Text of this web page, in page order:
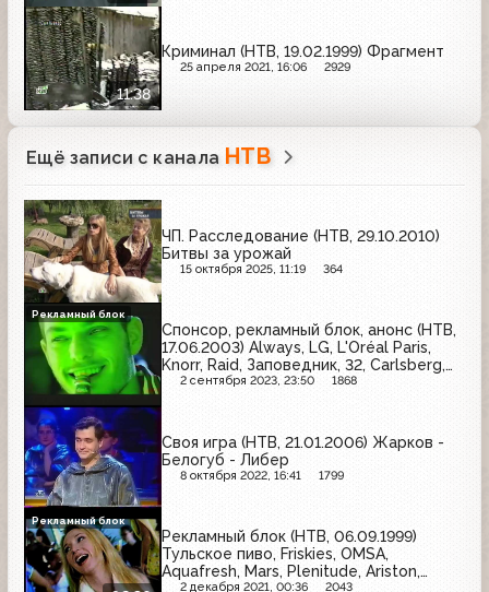
11:38
Криминал (НТВ, 19.02.1999) Фрагмент
25 апреля 2021, 16:06 2929
Ещё записи с канала НТВ
ЧП. Расследование (НТВ, 29.10.2010)
Битвы за урожай
15 октября 2025, 11:19 364
Спонсор, рекламный блок, анонс (НТВ,
17.06.2003) Always, LG, L'Oréal Paris,
Knorr, Raid, Заповедник, 32, Carlsberg,
Ariel, Алиби, BiMAX, Чудо, Samsung,
2 сентября 2023, 23:50 1868
Рекламный блок
Своя игра (НТВ, 21.01.2006) Жарков -
Белогуб - Либер
8 октября 2022, 16:41 1799
Рекламный блок (НТВ, 06.09.1999)
Тульское пиво, Friskies, OMSA,
Aquafresh, Mars, Plenitude, Ariston,
2 декабря 2021, 00:36 2043
Рекламный блок